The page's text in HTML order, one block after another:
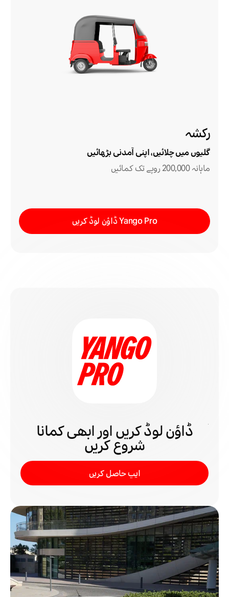
رکشہ
گلیوں میں چلائیں، اپنی آمدنی بڑھائیں
ماہانہ 200,000 روپے تک کمائیں
Yango Pro ڈاؤن لوڈ کریں
ایپ حاصل کریں
ڈاؤن لوڈ کریں اور ابھی کمانا
شروع کریں